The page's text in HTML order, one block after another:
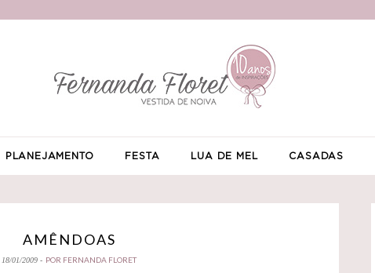
PLANEJAMENTO FESTA LUA DE MEL CASADAS
AMÊNDOAS
18/01/2009 - POR FERNANDA FLORET